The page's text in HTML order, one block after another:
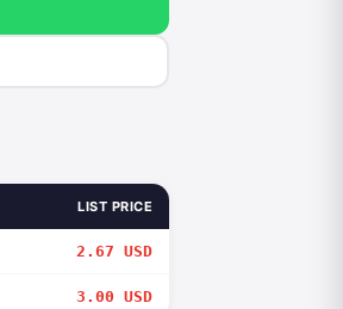
LIST PRICE
2.67 USD
3.00 USD